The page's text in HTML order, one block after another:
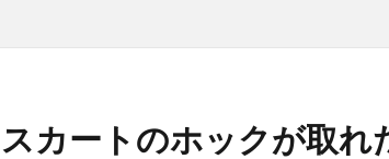
スカートのホックが取れ